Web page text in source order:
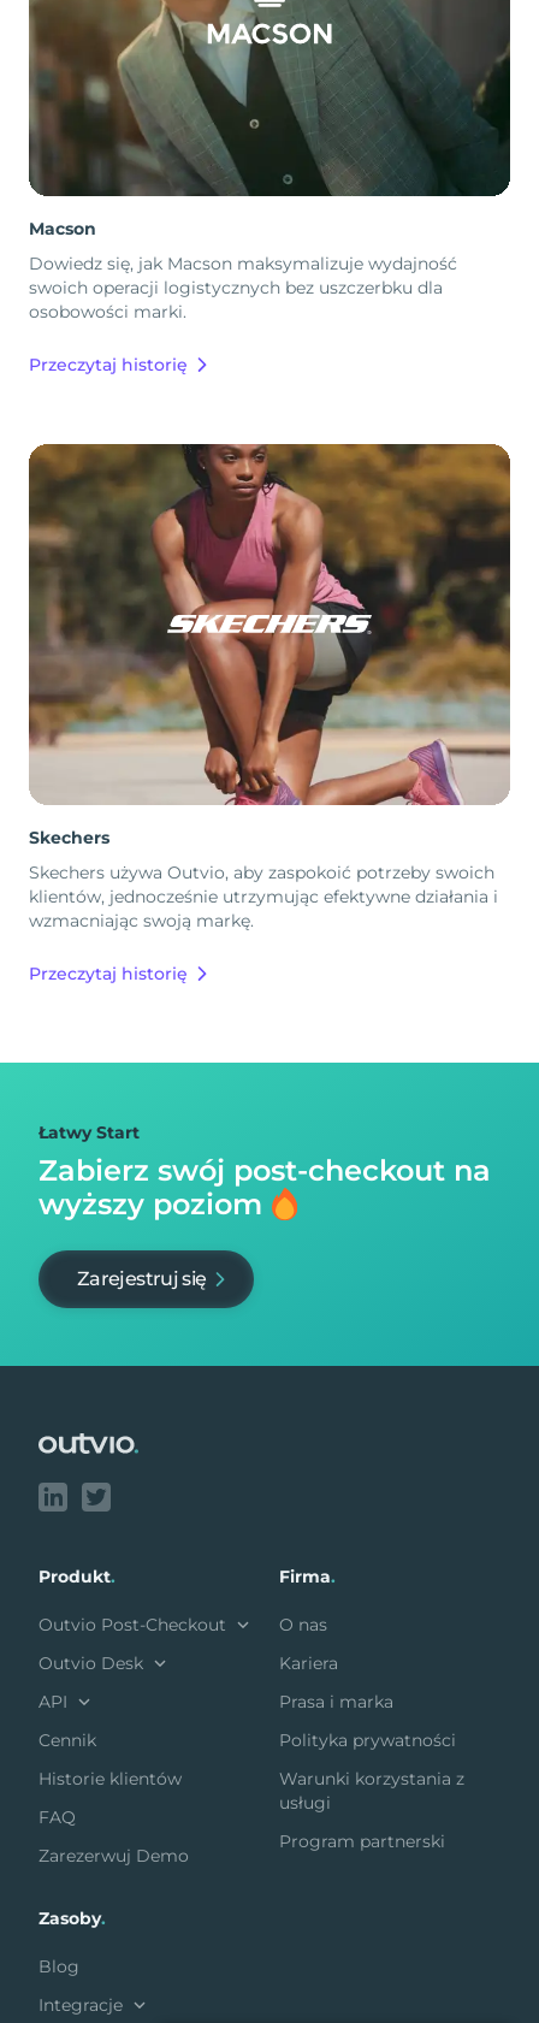
Macson
Dowiedz się, jak Macson maksymalizuje wydajność
swoich operacji logistycznych bez uszczerbku dla
osobowości marki.
Przeczytaj historię
Skechers
Skechers używa Outvio, aby zaspokoić potrzeby swoich
klientów, jednocześnie utrzymując efektywne działania i
wzmacniając swoją markę.
Przeczytaj historię
Łatwy Start
Zabierz swój post-checkout na
wyższy poziom
Zarejestruj się
Produkt.
Outvio Post-Checkout
Outvio Desk
API
Cennik
Historie klientów
FAQ
Zarezerwuj Demo
Firma.
O nas
Kariera
Prasa i marka
Polityka prywatności
Warunki korzystania z
usługi
Program partnerski
Zasoby.
Blog
Integracje